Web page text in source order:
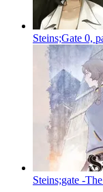
Steins;Gate 0,
Steins;gate -